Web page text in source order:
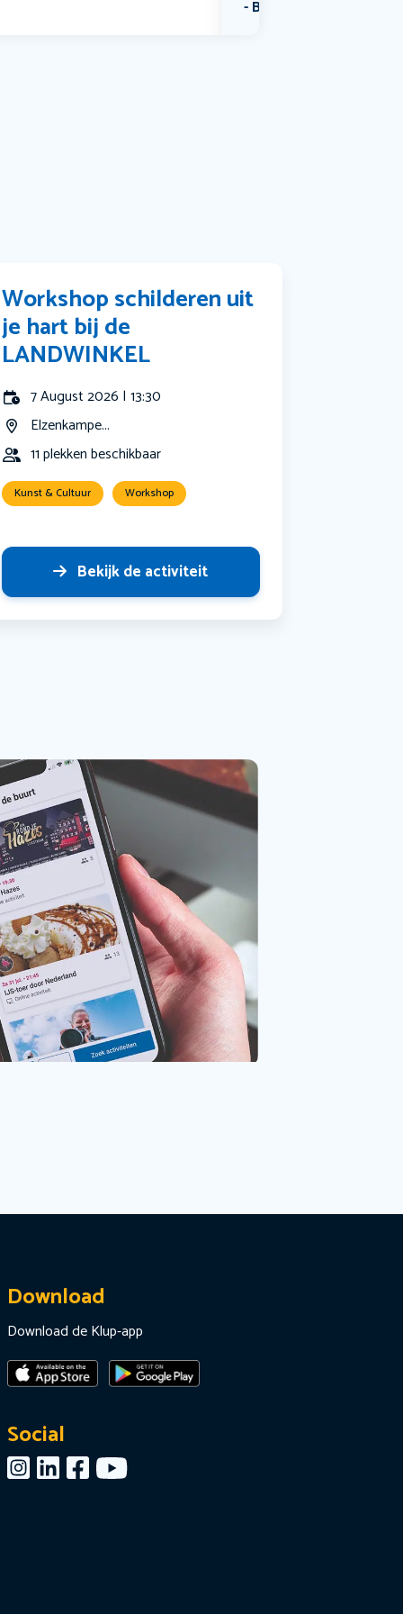
Bekijk alle categorieën
Workshop schilderen uit
je hart bij de
LANDWINKEL
7 August 2026 | 13:30
Elzenkampe...
11 plekken beschikbaar
Kunst & Cultuur Workshop
Bekijk de activiteit
Download
Download de Klup-app
Social